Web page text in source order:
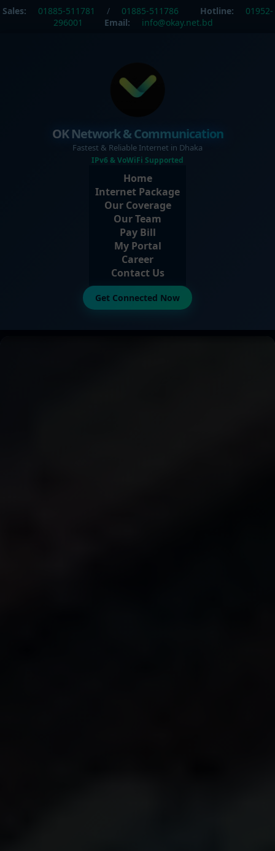
Sales: 01885-511781 / 01885-511786 Hotline:
01952-
296001
Email: info@okay.net.bd
OK Network & Communication
Fastest & Reliable Internet in Dhaka
IPv6 & VoWiFi Supported
Home
Internet Package
Our Coverage
Our Team
Pay Bill
My Portal
Career
Contact Us
Get Connected Now